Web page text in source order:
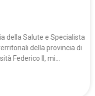
della Salute e Specialista
della provincia di
Federico II, mi…